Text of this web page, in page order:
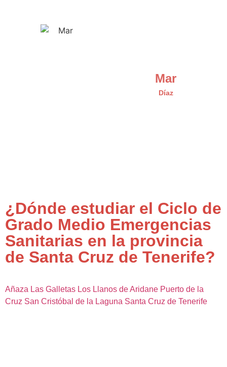
Mar
Díaz
¿Dónde estudiar el Ciclo de
Grado Medio Emergencias
Sanitarias en la provincia
de Santa Cruz de Tenerife?
Añaza Las Galletas Los Llanos de Aridane Puerto de la
Cruz San Cristóbal de la Laguna Santa Cruz de Tenerife